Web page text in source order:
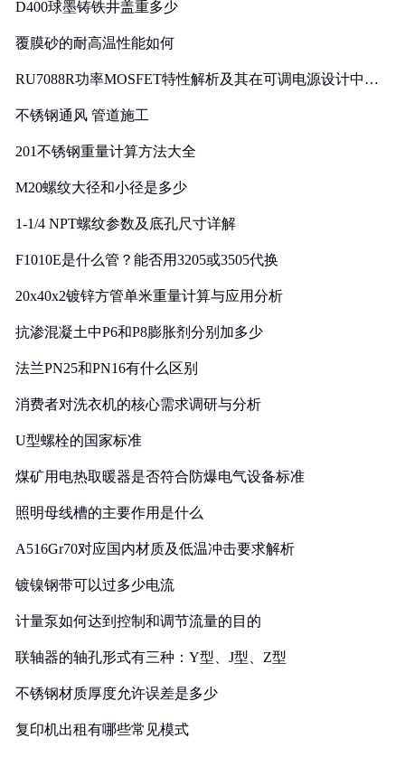
D400球墨铸铁井盖重多少
覆膜砂的耐高温性能如何
RU7088R功率MOSFET特性解析及其在可调电源设计中的
不锈钢通风 管道施工
201不锈钢重量计算方法大全
M20螺纹大径和小径是多少
1-1/4 NPT螺纹参数及底孔尺寸详解
F1010E是什么管？能否用3205或3505代换
20x40x2镀锌方管单米重量计算与应用分析
抗渗混凝土中P6和P8膨胀剂分别加多少
法兰PN25和PN16有什么区别
消费者对洗衣机的核心需求调研与分析
U型螺栓的国家标准
煤矿用电热取暖器是否符合防爆电气设备标准
照明母线槽的主要作用是什么
A516Gr70对应国内材质及低温冲击要求解析
镀镍钢带可以过多少电流
计量泵如何达到控制和调节流量的目的
联轴器的轴孔形式有三种：Y型、J型、Z型
不锈钢材质厚度允许误差是多少
复印机出租有哪些常见模式